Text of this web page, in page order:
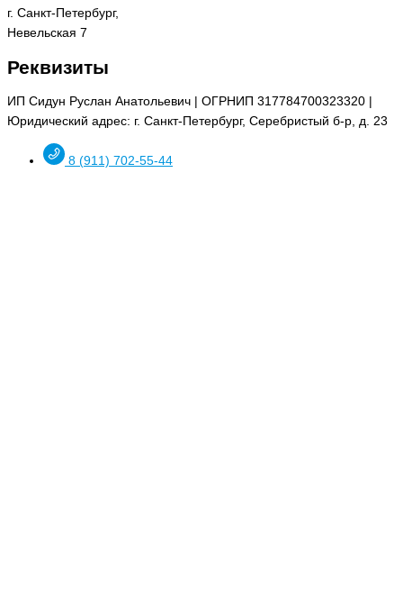
г. Санкт-Петербург,
Невельская 7
Реквизиты
ИП Сидун Руслан Анатольевич | ОГРНИП 317784700323320 |
Юридический адрес: г. Санкт-Петербург, Серебристый б-р, д. 23
8 (911) 702-55-44